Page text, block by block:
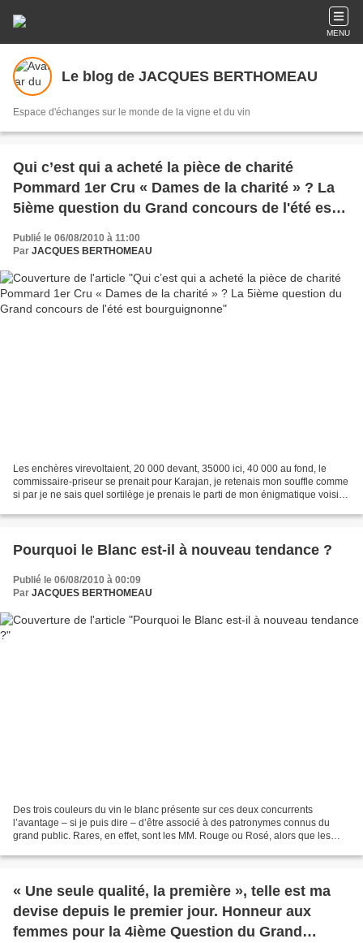
MENU
Le blog de JACQUES BERTHOMEAU
Espace d'échanges sur le monde de la vigne et du vin
Qui c’est qui a acheté la pièce de charité
Pommard 1er Cru « Dames de la charité » ? La
5ième question du Grand concours de l'été est
bourguignonne
Publié le 06/08/2010 à 11:00
Par JACQUES BERTHOMEAU
Les enchères virevoltaient, 20 000 devant, 35000 ici, 40 000 au fond, le
commissaire-priseur se prenait pour Karajan, je retenais mon souffle comme
si par je ne sais quel sortilège je prenais le parti de mon énigmatique voisin
Pourquoi le Blanc est-il à nouveau tendance ?
Publié le 06/08/2010 à 00:09
Par JACQUES BERTHOMEAU
Des trois couleurs du vin le blanc présente sur ces deux concurrents
l’avantage – si je puis dire – d’être associé à des patronymes connus du
grand public. Rares, en effet, sont les MM. Rouge ou Rosé, alors que les
« Une seule qualité, la première », telle est ma
devise depuis le premier jour. Honneur aux
femmes pour la 4ième Question du Grand